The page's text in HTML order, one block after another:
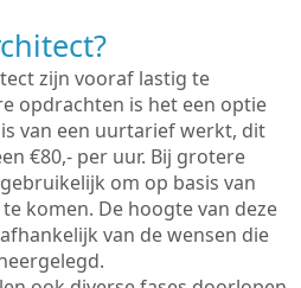
zijn vooraf lastig te
opdrachten is het een optie
van een uurtarief werkt, dit
€80,- per uur. Bij grotere
om op basis van
komen. De hoogte van deze
van de wensen die